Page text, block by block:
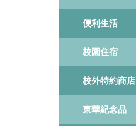
便利生活
校園住宿
校外特約商店
東華紀念品